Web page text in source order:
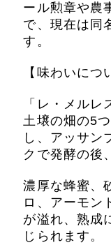
ール勲章や農
で、現在は同
す。
【味わいにつ
「レ・メルレ
土壌の畑の5
し、アッサン
クで発酵の後
濃厚な蜂蜜、
ロ、アーモン
が溢れ、熟成
じられます。